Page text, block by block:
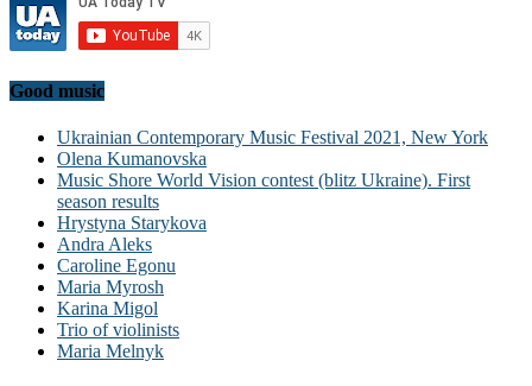
Good music
Ukrainian Contemporary Music Festival 2021, New York
Olena Kumanovska
Music Shore World Vision contest (blitz Ukraine). First
season results
Hrystyna Starykova
Andra Aleks
Caroline Egonu
Maria Myrosh
Karina Migol
Trio of violinists
Maria Melnyk